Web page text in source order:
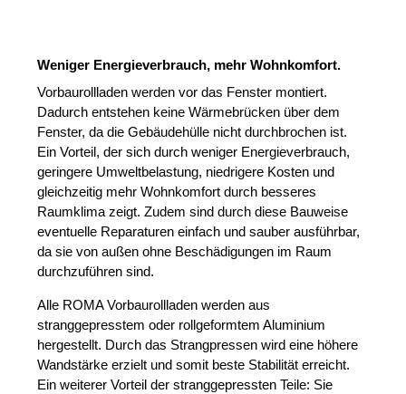
Weniger Energieverbrauch, mehr Wohnkomfort.
Vorbaurollladen werden vor das Fenster montiert.
Dadurch entstehen keine Wärmebrücken über dem
Fenster, da die Gebäudehülle nicht durchbrochen ist.
Ein Vorteil, der sich durch weniger Energieverbrauch,
geringere Umweltbelastung, niedrigere Kosten und
gleichzeitig mehr Wohnkomfort durch besseres
Raumklima zeigt. Zudem sind durch diese Bauweise
eventuelle Reparaturen einfach und sauber ausführbar,
da sie von außen ohne Beschädigungen im Raum
durchzuführen sind.
Alle ROMA Vorbaurollladen werden aus
stranggepresstem oder rollgeformtem Aluminium
hergestellt. Durch das Strangpressen wird eine höhere
Wandstärke erzielt und somit beste Stabilität erreicht.
Ein weiterer Vorteil der stranggepressten Teile: Sie